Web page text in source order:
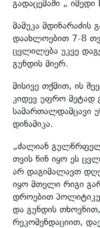
გადაცემაში „ იმედი
მამუკა მდინარაძის
დაახლოებით 7-8
ცვლილება უკვე
გუნდის მიერ.
მისივე თქმით, ის
კიდევ უფრო მეტად
სამართალდამცავი
დინამიკა.
„ძალიან
თვის წინ იყო ეს
არ დაგიმალავთ
იყო მთელი რიგი
დროებით
და გუნდის
რეკომენდაციით,